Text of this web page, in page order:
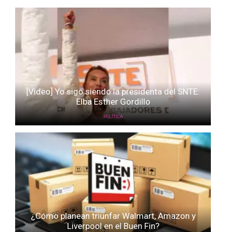
[Video] Yo sigo siendo la presidenta del SNTE:
Elba Esther Gordillo
POLÍTICA
¿Cómo planean triunfar Walmart, Amazon y
Liverpool en el Buen Fin?